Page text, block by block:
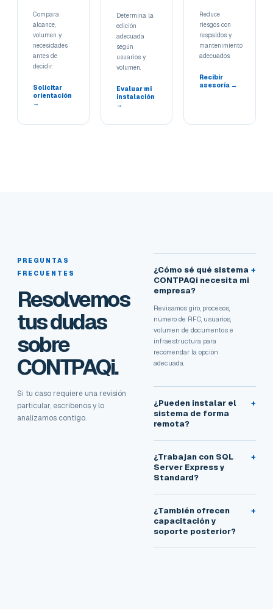
Compara
alcance,
volumen y
necesidades
antes de
decidir.
Solicitar
orientación
→
Determina la
edición
adecuada
según
usuarios y
volumen.
Evaluar mi
instalación
→
Reduce
riesgos con
respaldos y
mantenimiento
adecuados.
Recibir
asesoría →
PREGUNTAS
FRECUENTES
Resolvemos
tus dudas
sobre
CONTPAQi.
Si tu caso requiere una revisión
particular, escríbenos y lo
analizamos contigo.
¿Cómo sé qué sistema
CONTPAQi necesita mi
empresa?
+
Revisamos giro, procesos,
número de RFC, usuarios,
volumen de documentos e
infraestructura para
recomendar la opción
adecuada.
¿Pueden instalar el
sistema de forma
remota?
+
¿Trabajan con SQL
Server Express y
Standard?
+
¿También ofrecen
capacitación y
soporte posterior?
+